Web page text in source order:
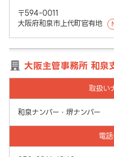
〒594-0011
大阪府和泉市上代町官有地
大阪主管事務所 和泉
取扱い
和泉ナンバー・堺ナンバー
電